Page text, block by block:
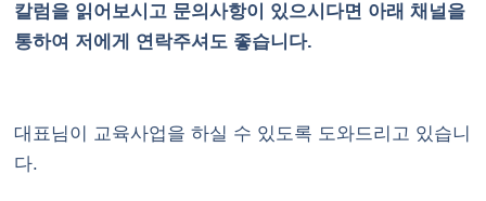
칼럼을 읽어보시고 문의사항이 있으시다면 아래 채널을
통하여 저에게 연락주셔도 좋습니다.
대표님이 교육사업을 하실 수 있도록 도와드리고 있습니
다.